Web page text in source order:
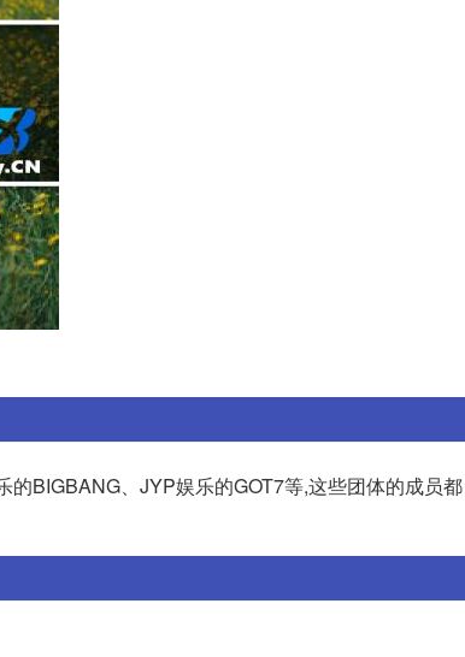
BIGBANG、JYP娱乐的GOT7等,这些团体的成员都